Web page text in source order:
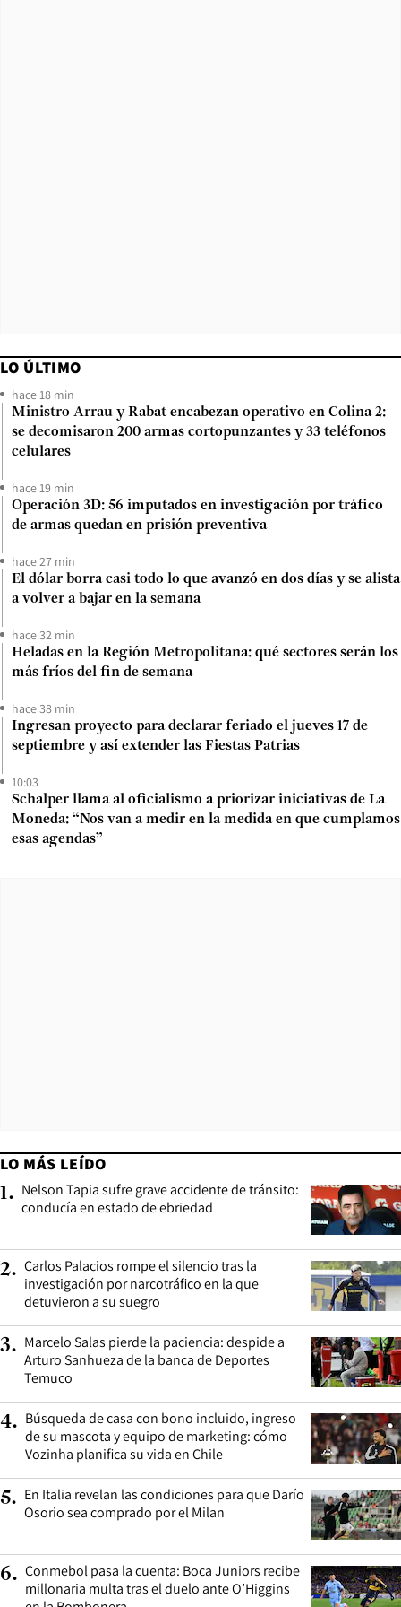
LO ÚLTIMO
hace 18 min
Ministro Arrau y Rabat encabezan operativo en Colina 2:
se decomisaron 200 armas cortopunzantes y 33 teléfonos
celulares
hace 19 min
Operación 3D: 56 imputados en investigación por tráfico
de armas quedan en prisión preventiva
hace 27 min
El dólar borra casi todo lo que avanzó en dos días y se alista
a volver a bajar en la semana
hace 32 min
Heladas en la Región Metropolitana: qué sectores serán los
más fríos del fin de semana
hace 38 min
Ingresan proyecto para declarar feriado el jueves 17 de
septiembre y así extender las Fiestas Patrias
10:03
Schalper llama al oficialismo a priorizar iniciativas de La
Moneda: “Nos van a medir en la medida en que cumplamos
esas agendas”
LO MÁS LEÍDO
1. Nelson Tapia sufre grave accidente de tránsito:
conducía en estado de ebriedad
2. Carlos Palacios rompe el silencio tras la
investigación por narcotráfico en la que
detuvieron a su suegro
3. Marcelo Salas pierde la paciencia: despide a
Arturo Sanhueza de la banca de Deportes
Temuco
4. Búsqueda de casa con bono incluido, ingreso
de su mascota y equipo de marketing: cómo
Vozinha planifica su vida en Chile
5. En Italia revelan las condiciones para que Darío
Osorio sea comprado por el Milan
6. Conmebol pasa la cuenta: Boca Juniors recibe
millonaria multa tras el duelo ante O’Higgins